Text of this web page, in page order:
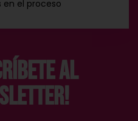
en el proceso
al